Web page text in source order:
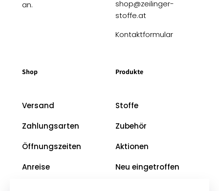
an.
shop@zeilinger-
stoffe.at
Kontaktformular
Shop
Versand
Zahlungsarten
Öffnungszeiten
Anreise
Produkte
Stoffe
Zubehör
Aktionen
Neu eingetroffen